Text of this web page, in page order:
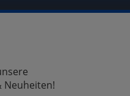
Neuheiten!